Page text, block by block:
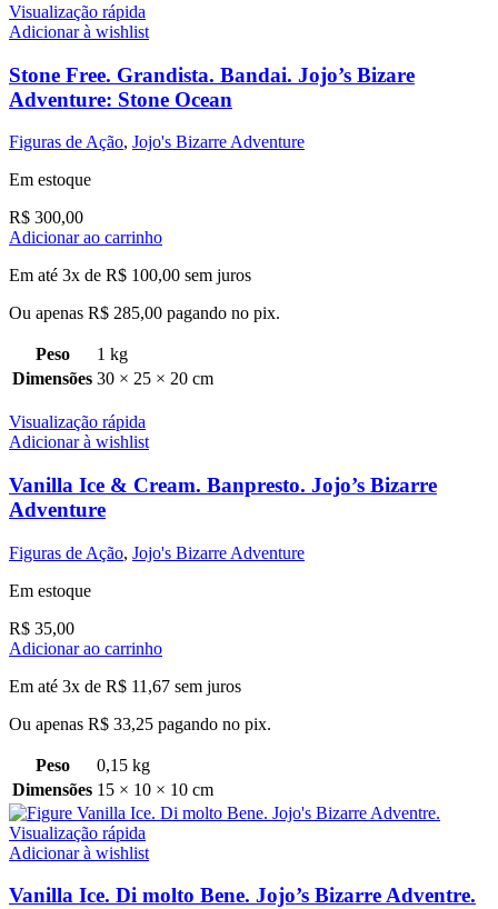
Visualização rápida
Adicionar à wishlist
Stone Free. Grandista. Bandai. Jojo’s Bizare
Adventure: Stone Ocean
Figuras de Ação, Jojo's Bizarre Adventure
Em estoque
R$ 300,00
Adicionar ao carrinho
Em até 3x de R$ 100,00 sem juros
Ou apenas R$ 285,00 pagando no pix.
Peso
1 kg
Dimensões 30 × 25 × 20 cm
Visualização rápida
Adicionar à wishlist
Vanilla Ice & Cream. Banpresto. Jojo’s Bizarre
Adventure
Figuras de Ação, Jojo's Bizarre Adventure
Em estoque
R$ 35,00
Adicionar ao carrinho
Em até 3x de R$ 11,67 sem juros
Ou apenas R$ 33,25 pagando no pix.
Peso
0,15 kg
Dimensões 15 × 10 × 10 cm
Visualização rápida
Adicionar à wishlist
Vanilla Ice. Di molto Bene. Jojo’s Bizarre Adventre.